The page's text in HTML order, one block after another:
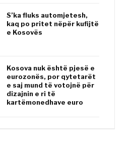
S’ka fluks automjetesh,
kaq po pritet nëpër kufijtë
e Kosovës
Kosova nuk është pjesë e
eurozonës, por qytetarët
e saj mund të votojnë për
dizajnin e ri të
kartëmonedhave euro